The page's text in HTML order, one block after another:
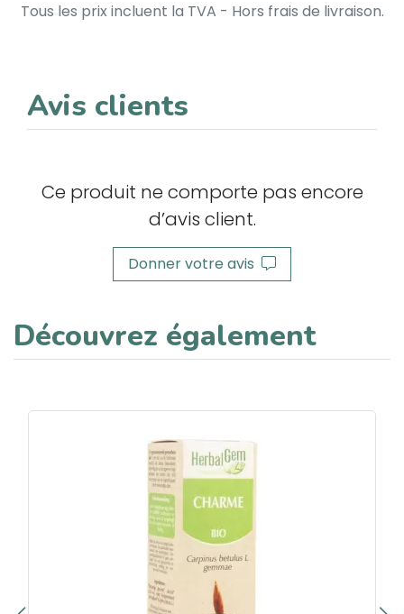
Tous les prix incluent la TVA - Hors frais de livraison.
Avis clients
Ce produit ne comporte pas encore
d’avis client.
Donner votre avis
Découvrez également